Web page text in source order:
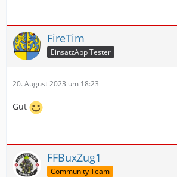
FireTim
EinsatzApp Tester
20. August 2023 um 18:23
Gut
FFBuxZug1
Community Team